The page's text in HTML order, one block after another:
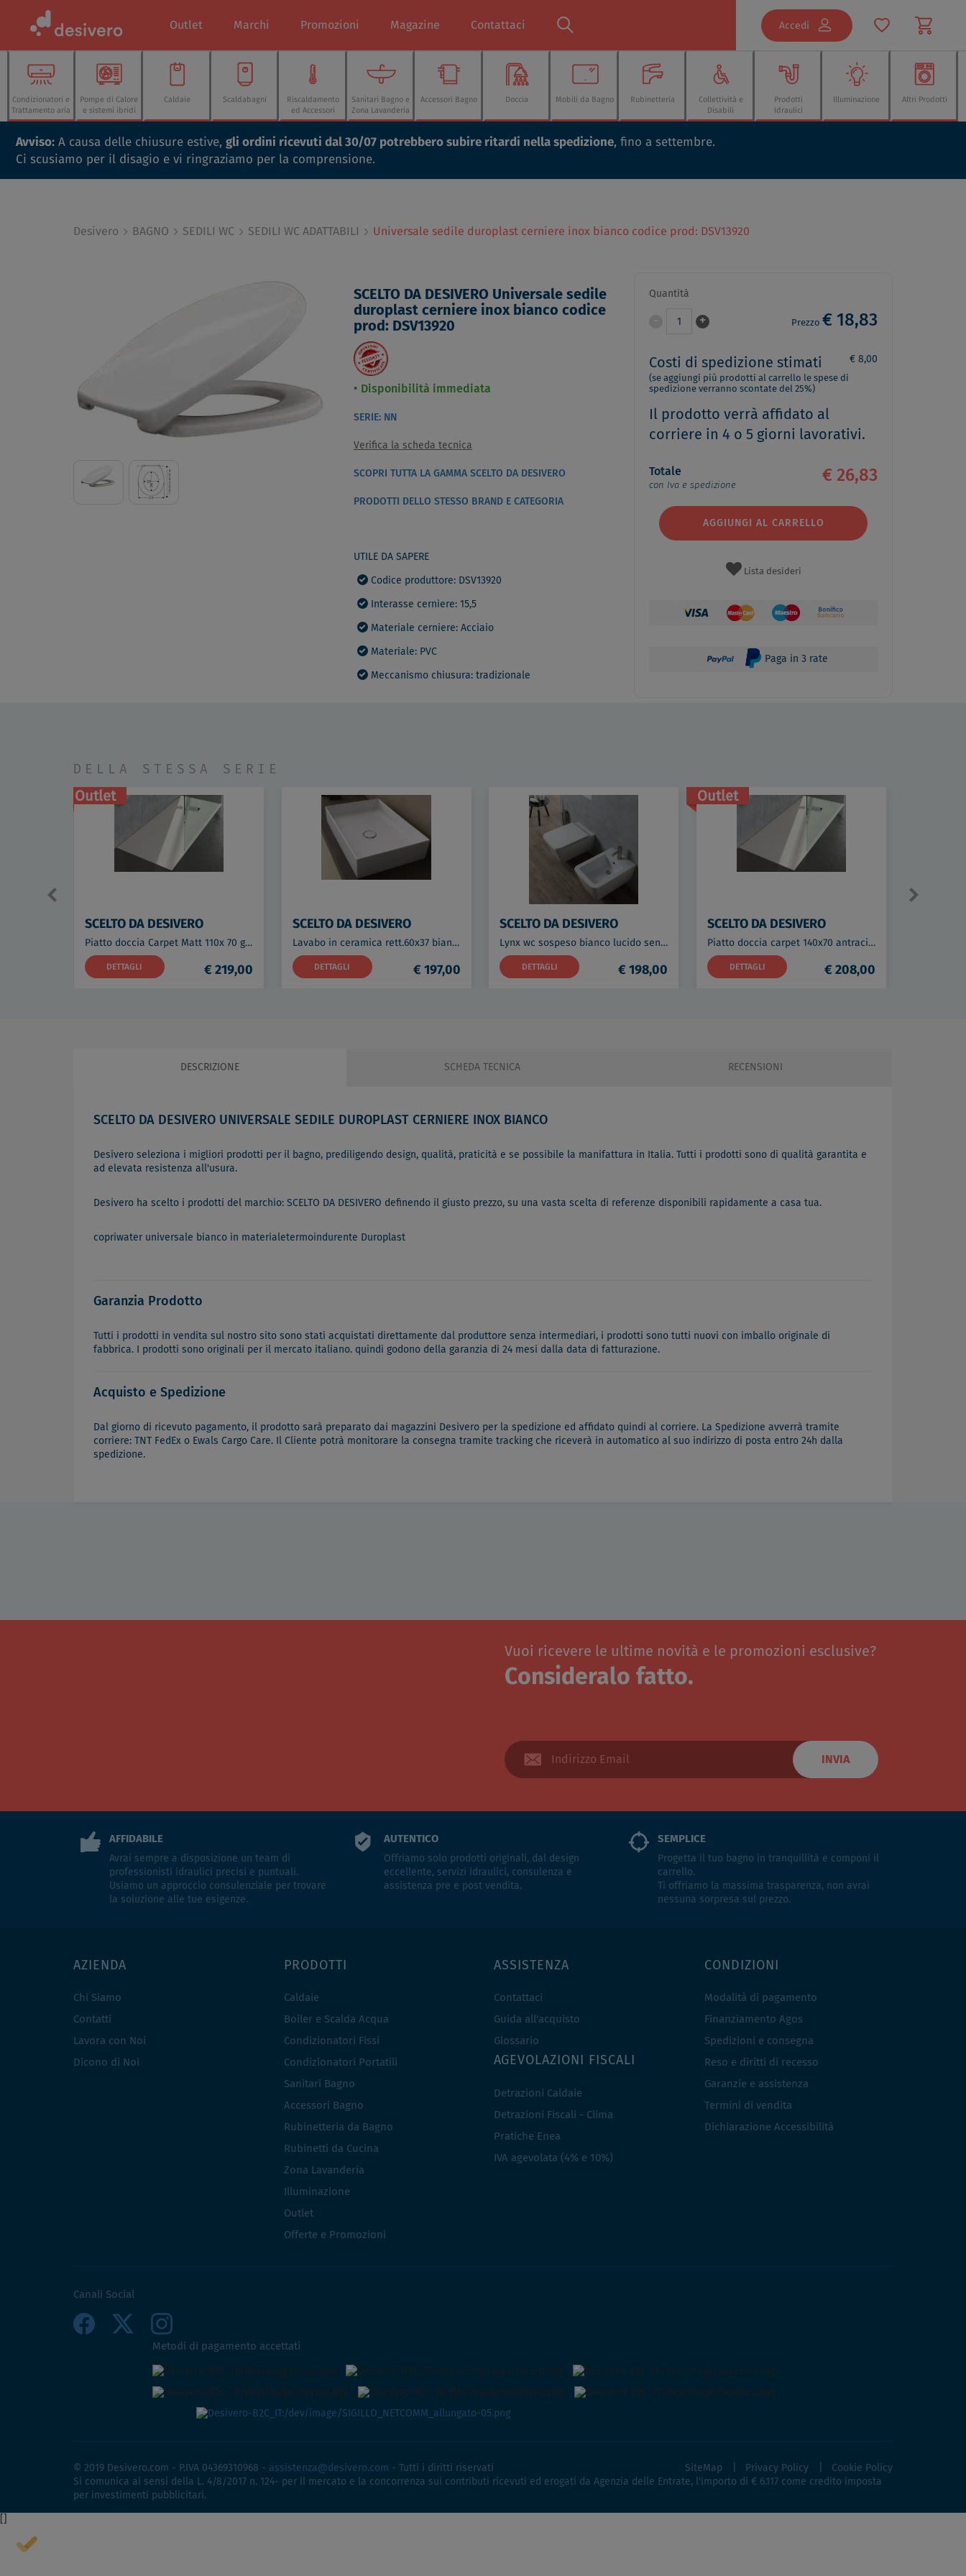
Outlet Marchi Promozioni Magazine Contattaci Accedi
Condizionatori e
Trattamento aria
Pompe di Calore
e sistemi ibridi
Caldaie Scaldabagni
Riscaldamento
ed Accessori
Sanitari Bagno e
Zona Lavanderia
Accessori Bagno Doccia Mobili da Bagno Rubinetteria
Collettività e
Disabili
Prodotti
Idraulici
Illuminazione Altri Prodotti
Avviso: A causa delle chiusure estive, gli ordini ricevuti dal 30/07 potrebbero subire ritardi nella spedizione, fino a settembre.
Ci scusiamo per il disagio e vi ringraziamo per la comprensione.
Desivero BAGNO SEDILI WC SEDILI WC ADATTABILI Universale sedile duroplast cerniere inox bianco codice prod: DSV13920
SCELTO DA DESIVERO Universale sedile
duroplast cerniere inox bianco codice
prod: DSV13920
Disponibilità immediata
SERIE: NN
Verifica la scheda tecnica
SCOPRI TUTTA LA GAMMA SCELTO DA DESIVERO
PRODOTTI DELLO STESSO BRAND E CATEGORIA
UTILE DA SAPERE
Codice produttore: DSV13920
Interasse cerniere: 15,5
Materiale cerniere: Acciaio
Materiale: PVC
Meccanismo chiusura: tradizionale
Quantità
1 + Prezzo € 18,83
Costi di spedizione stimati € 8,00
(se aggiungi più prodotti al carrello le spese di
spedizione verranno scontate del 25%)
Il prodotto verrà affidato al
corriere in 4 o 5 giorni lavorativi.
Totale
con Iva e spedizione
€ 26,83
AGGIUNGI AL CARRELLO
Lista desideri
Paga in 3 rate
DELLA STESSA SERIE
Outlet
SCELTO DA DESIVERO
Piatto doccia Carpet Matt 110x 70 grigio codice prod: DSV15217GR
DETTAGLI € 219,00
SCELTO DA DESIVERO
Lavabo in ceramica rett.60x37 bianco lucido da appoggio senza troppieno codice prod: DSV17438
DETTAGLI € 197,00
SCELTO DA DESIVERO
Lynx wc sospeso bianco lucido senza brida con fissaggi codice prod: DSV16561
DETTAGLI € 198,00
Outlet
SCELTO DA DESIVERO
Piatto doccia carpet 140x70 antracite codice prod: DSV16526NE
DETTAGLI € 208,00
DESCRIZIONE SCHEDA TECNICA RECENSIONI
SCELTO DA DESIVERO UNIVERSALE SEDILE DUROPLAST CERNIERE INOX BIANCO
Desivero seleziona i migliori prodotti per il bagno, prediligendo design, qualità, praticità e se possibile la manifattura in Italia. Tutti i prodotti sono di qualità garantita e
ad elevata resistenza all'usura.
Desivero ha scelto i prodotti del marchio: SCELTO DA DESIVERO definendo il giusto prezzo, su una vasta scelta di referenze disponibili rapidamente a casa tua.
copriwater universale bianco in materialetermoindurente Duroplast
Garanzia Prodotto
Tutti i prodotti in vendita sul nostro sito sono stati acquistati direttamente dal produttore senza intermediari, i prodotti sono tutti nuovi con imballo originale di
fabbrica. I prodotti sono originali per il mercato italiano. quindi godono della garanzia di 24 mesi dalla data di fatturazione.
Acquisto e Spedizione
Dal giorno di ricevuto pagamento, il prodotto sarà preparato dai magazzini Desivero per la spedizione ed affidato quindi al corriere. La Spedizione avverrà tramite
corriere: TNT FedEx o Ewals Cargo Care. Il Cliente potrà monitorare la consegna tramite tracking che riceverà in automatico al suo indirizzo di posta entro 24h dalla
spedizione.
Vuoi ricevere le ultime novità e le promozioni esclusive?
Consideralo fatto.
INVIA
AFFIDABILE
Avrai sempre a disposizione un team di
professionisti idraulici precisi e puntuali.
Usiamo un approccio consulenziale per trovare
la soluzione alle tue esigenze.
AUTENTICO
Offriamo solo prodotti originali, dal design
eccellente, servizi idraulici, consulenza e
assistenza pre e post vendita.
SEMPLICE
Progetta il tuo bagno in tranquillità e componi il
carrello.
Ti offriamo la massima trasparenza, non avrai
nessuna sorpresa sul prezzo.
AZIENDA
Chi Siamo
Contatti
Lavora con Noi
Dicono di Noi
PRODOTTI
Caldaie
Boiler e Scalda Acqua
Condizionatori Fissi
Condizionatori Portatili
Sanitari Bagno
Accessori Bagno
Rubinetteria da Bagno
Rubinetti da Cucina
Zona Lavanderia
Illuminazione
Outlet
Offerte e Promozioni
ASSISTENZA
Contattaci
Guida all'acquisto
Glossario
AGEVOLAZIONI FISCALI
Detrazioni Caldaie
Detrazioni Fiscali - Clima
Pratiche Enea
IVA agevolata (4% e 10%)
CONDIZIONI
Modalità di pagamento
Finanziamento Agos
Spedizioni e consegna
Reso e diritti di recesso
Garanzie e assistenza
Termini di vendita
Dichiarazione Accessibilità
Canali Social
Metodi di pagamento accettati
© 2019 Desivero.com - P.IVA 04369310968 - assistenza@desivero.com - Tutti i diritti riservati SiteMap Privacy Policy
Cookie Policy
Si comunica ai sensi della L. 4/8/2017 n. 124- per il mercato e la concorrenza sui contributi ricevuti ed erogati da Agenzia delle Entrate, l'importo di € 6.117 come credito imposta
per investimenti pubblicitari.